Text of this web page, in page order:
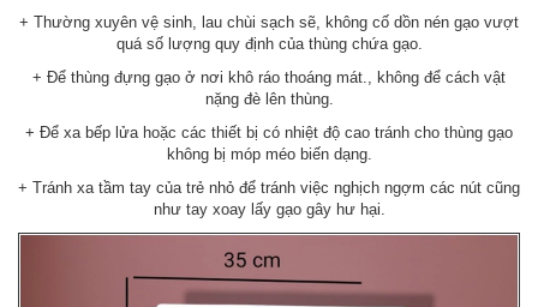
+ Thường xuyên vệ sinh, lau chùi sạch sẽ, không cố dồn nén gạo vượt
quá số lượng quy định của thùng chứa gạo.
+ Để thùng đựng gạo ở nơi khô ráo thoáng mát., không để cách vật
nặng đè lên thùng.
+ Để xa bếp lửa hoặc các thiết bị có nhiệt độ cao tránh cho thùng gạo
không bị móp méo biến dạng.
+ Tránh xa tầm tay của trẻ nhỏ để tránh việc nghịch ngợm các nút cũng
như tay xoay lấy gạo gây hư hại.